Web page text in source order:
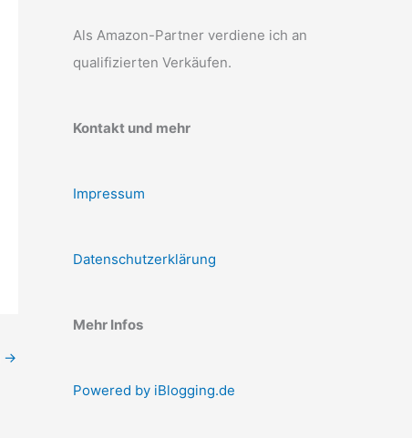
→
Als Amazon-Partner verdiene ich an
qualifizierten Verkäufen.
Kontakt und mehr
Impressum
Datenschutzerklärung
Mehr Infos
Powered by iBlogging.de